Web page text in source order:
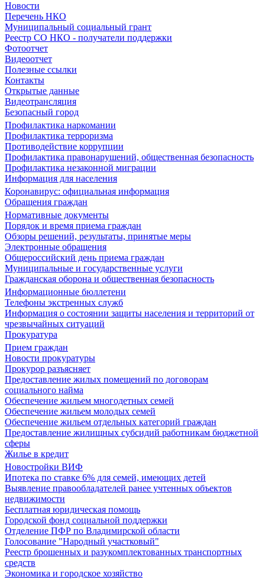
Новости
Перечень НКО
Муниципальный социальный грант
Реестр СО НКО - получатели поддержки
Фотоотчет
Видеоотчет
Полезные ссылки
Контакты
Открытые данные
Видеотрансляция
Безопасный город
Профилактика наркомании
Профилактика терроризма
Противодействие коррупции
Профилактика правонарушений, общественная безопасность
Профилактика незаконной миграции
Информация для населения
Коронавирус: официальная информация
Обращения граждан
Нормативные документы
Порядок и время приема граждан
Обзоры решений, результаты, принятые меры
Электронные обращения
Общероссийский день приема граждан
Муниципальные и государственные услуги
Гражданская оборона и общественная безопасность
Информационные бюллетени
Телефоны экстренных служб
Информация о состоянии защиты населения и территорий от
чрезвычайных ситуаций
Прокуратура
Прием граждан
Новости прокуратуры
Прокурор разъясняет
Предоставление жилых помещений по договорам
социального найма
Обеспечение жильем многодетных семей
Обеспечение жильем молодых семей
Обеспечение жильем отдельных категорий граждан
Предоставление жилищных субсидий работникам бюджетной
сферы
Жилье в кредит
Новостройки ВИФ
Ипотека по ставке 6% для семей, имеющих детей
Выявление правообладателей ранее учтенных объектов
недвижимости
Бесплатная юридическая помощь
Городской фонд социальной поддержки
Отделение ПФР по Владимирской области
Голосование "Народный участковый"
Реестр брошенных и разукомплектованных транспортных
средств
Экономика и городское хозяйство